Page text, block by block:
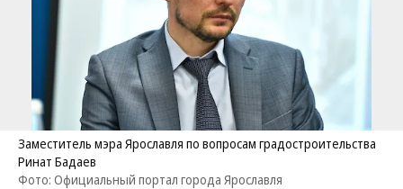
Заместитель мэра Ярославля по вопросам градостроительства
Ринат Бадаев
Фото: Официальный портал города Ярославля